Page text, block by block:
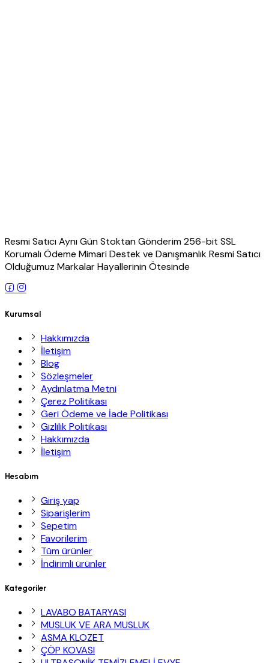
Resmi Satıcı Aynı Gün Stoktan Gönderim 256-bit SSL
Korumalı Ödeme Mimari Destek ve Danışmanlık Resmi Satıcı
Olduğumuz Markalar Hayallerinin Ötesinde
Kurumsal
Hakkımızda
İletişim
Blog
Sözleşmeler
Aydınlatma Metni
Çerez Politikası
Geri Ödeme ve İade Politikası
Gizlilik Politikası
Hakkımızda
İletişim
Hesabım
Giriş yap
Siparişlerim
Sepetim
Favorilerim
Tüm ürünler
İndirimli ürünler
Kategoriler
LAVABO BATARYASI
MUSLUK VE ARA MUSLUK
ASMA KLOZET
ÇÖP KOVASI